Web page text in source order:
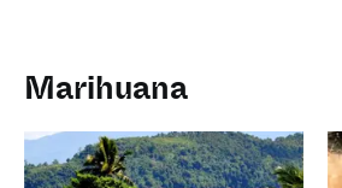
Marihuana